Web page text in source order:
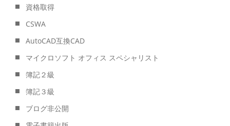
資格取得
CSWA
AutoCAD互換CAD
マイクロソフト オフィス スペシャリスト
簿記２級
簿記３級
ブログ非公開